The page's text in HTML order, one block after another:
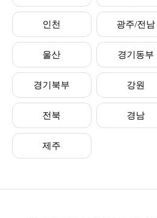
인천 광주/전남
울산 경기동부
경기북부 강원
전북 경남
제주